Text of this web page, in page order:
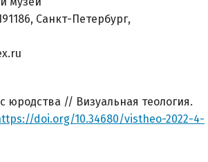
Санкт-Петербург,
юродства // Визуальная теология.
doi.org/10.34680/vistheo-2022-4-